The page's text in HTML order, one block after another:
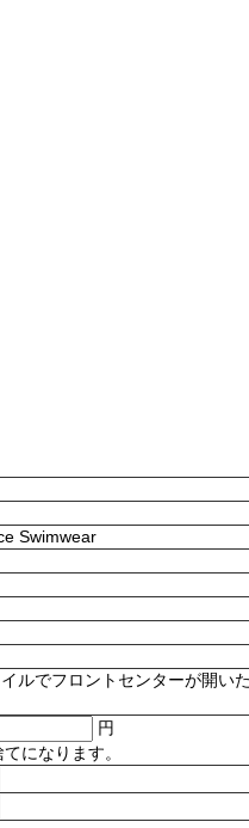
Swimwear
でフロントセンターが開
円
になります。